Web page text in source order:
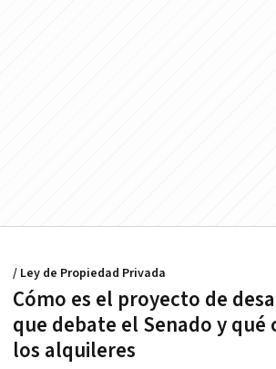
Cómo es el proyecto de
que debate el Senado y qué
los alquileres
/ Ley de Propiedad Privada